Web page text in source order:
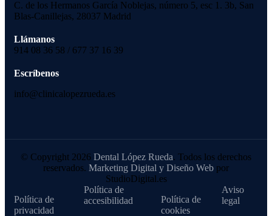
C. de los Hermanos García Noblejas, número 5, esc 1. 3b, San
Blas-Canillejas, 28037 Madrid
Llámanos
914 08 36 58 / 677 37 16 39
Escríbenos
info@clinicalopezrueda.es
© Copyright 2026 Dental López Rueda. Todos los derechos
reservados. Marketing Digital y Diseño Web por
StudioDigital.es
Política de
privacidad
Política de
accesibilidad
Política de
cookies
Aviso
legal